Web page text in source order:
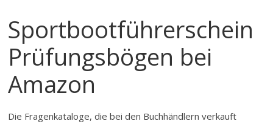
Sportbootführerschein
Prüfungsbögen bei
Amazon
Die Fragenkataloge, die bei den Buchhändlern verkauft